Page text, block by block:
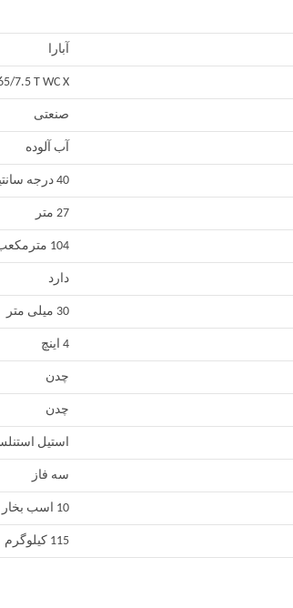
آبارا
7.5 T WC X
صنعتی
آب آلوده
40 درجه سانتیگراد
27 متر
104 مترمکعب بر ساعت
دارد
30 میلی متر
4 اینچ
چدن
چدن
استیل
سه فاز
10 اسب بخار
115 کیلوگرم